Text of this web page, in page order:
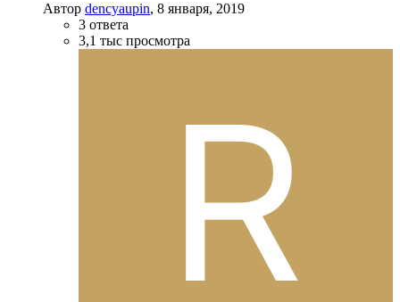
Автор dencyaupin, 8 января, 2019
3 ответа
3,1 тыс просмотра